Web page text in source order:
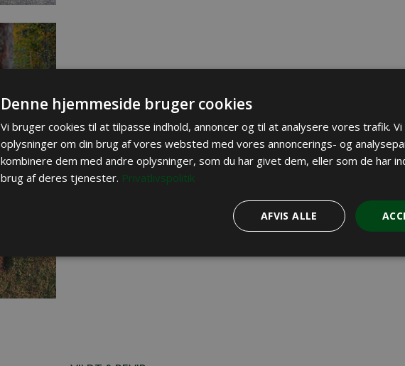
Bjørnekvote fordoblet i svensk len
Denne hjemmeside bruger cookies
Vi bruger cookies til at tilpasse indhold, annoncer og til at analysere vores trafik.
oplysninger om din brug af vores websted med vores annoncerings- og
kombinere dem med andre oplysninger, som du har givet dem, eller som de har
brug af deres tjenester. Privatlivspolitik
AFVIS ALLE